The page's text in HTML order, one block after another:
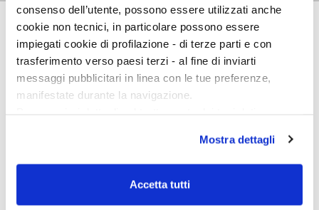
consenso dell’utente, possono essere utilizzati anche
cookie non tecnici, in particolare possono essere
impiegati cookie di profilazione - di terze parti e con
trasferimento verso paesi terzi - al fine di inviarti
messaggi pubblicitari in linea con le tue preferenze,
manifestate durante la navigazione.
scelte privacy sui cookie, ti invitiamo a prendere visione
dell’informativa cookie.
Chiudendo il banner tramite la “X” prosegui la
Mostra dettagli
Accetta tutti
NARRATORI ITALIANI